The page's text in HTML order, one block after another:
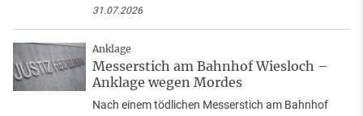
31.07.2026
Anklage
Messerstich am Bahnhof Wiesloch –
Anklage wegen Mordes
Nach einem tödlichen Messerstich am Bahnhof